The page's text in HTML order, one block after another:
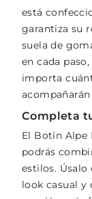
está
garantiza su
suela de
en cada
importa
Completa
El Botín Alpe
podrás
estilos. Úsalo
look casual y